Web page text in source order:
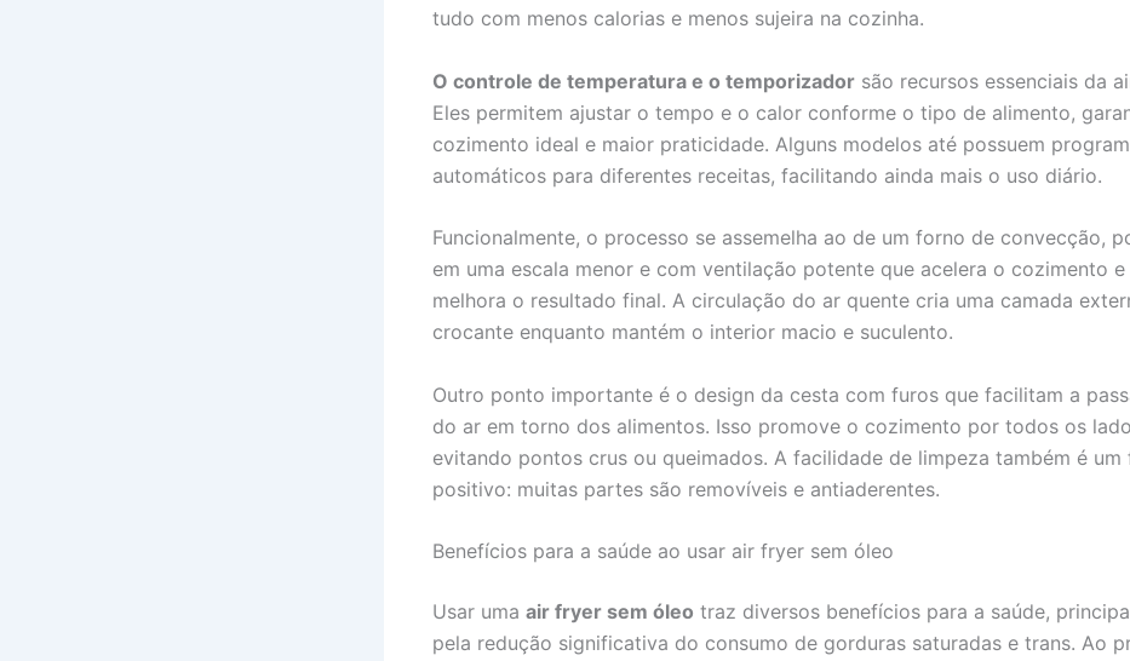
tudo com menos calorias e menos sujeira na cozinha.
O controle de temperatura e o temporizador são recursos essenciais da
Eles permitem ajustar o tempo e o calor conforme o tipo de alimento,
cozimento ideal e maior praticidade. Alguns modelos até possuem
automáticos para diferentes receitas, facilitando ainda mais o uso diário.
Funcionalmente, o processo se assemelha ao de um forno de convecção,
em uma escala menor e com ventilação potente que acelera o cozimento e
melhora o resultado final. A circulação do ar quente cria uma camada
crocante enquanto mantém o interior macio e suculento.
Outro ponto importante é o design da cesta com furos que facilitam a
do ar em torno dos alimentos. Isso promove o cozimento por todos os
evitando pontos crus ou queimados. A facilidade de limpeza também é um
positivo: muitas partes são removíveis e antiaderentes.
Benefícios para a saúde ao usar air fryer sem óleo
Usar uma air fryer sem óleo traz diversos benefícios para a saúde,
pela redução significativa do consumo de gorduras saturadas e trans. Ao